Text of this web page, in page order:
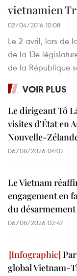
vietnamien
02/04/2016 10:08
Le 2 avril, lors de
de la 13e
de la République
VOIR PLUS
Le dirigeant Tô
visites d'État en
Nouvelle-
06/08/2026 04:02
Le Vietnam
engagement en
du
06/08/2026 02:47
global Vietnam-